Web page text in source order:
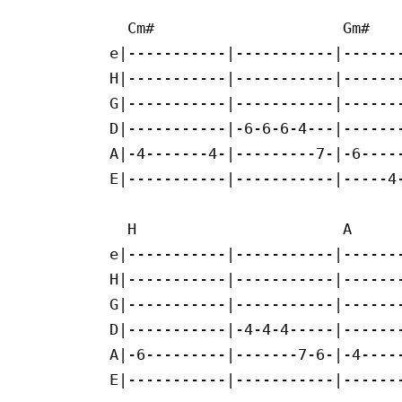
  Cm#                     Gm#
e|-----------|-----------
H|-----------|-----------
G|-----------|-----------
D|-----------|-6-6-6-4---
A|-4-------4-|---------7-|-
E|-----------|-----------|-----
H                       A
e|-----------|-----------
H|-----------|-----------
G|-----------|-----------
D|-----------|-4-4-4-----
A|-6---------|-------7-6-|-
E|-----------|-----------